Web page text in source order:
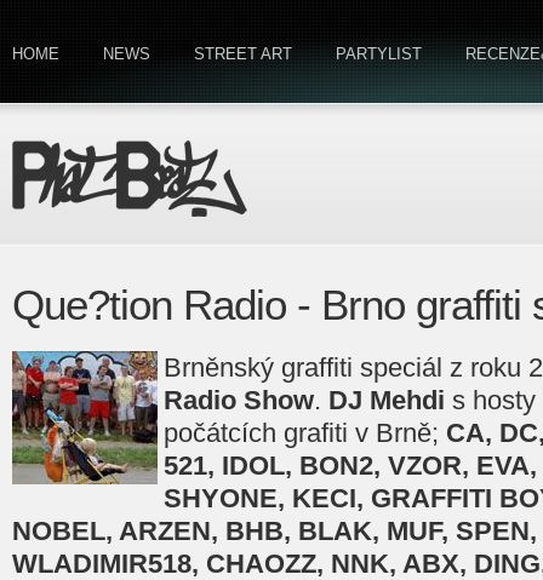
HOME NEWS STREET ART PARTYLIST
Que?tion Radio - Brno graffiti
Brněnský graffiti speciál z roku
Radio Show. DJ Mehdi s hosty
počátcích grafiti v Brně; CA,
521, IDOL, BON2, VZOR,
SHYONE, KECI, GRAFFITI
NOBEL, ARZEN, BHB, BLAK, MUF,
WLADIMIR518, CHAOZZ, NNK, ABX,